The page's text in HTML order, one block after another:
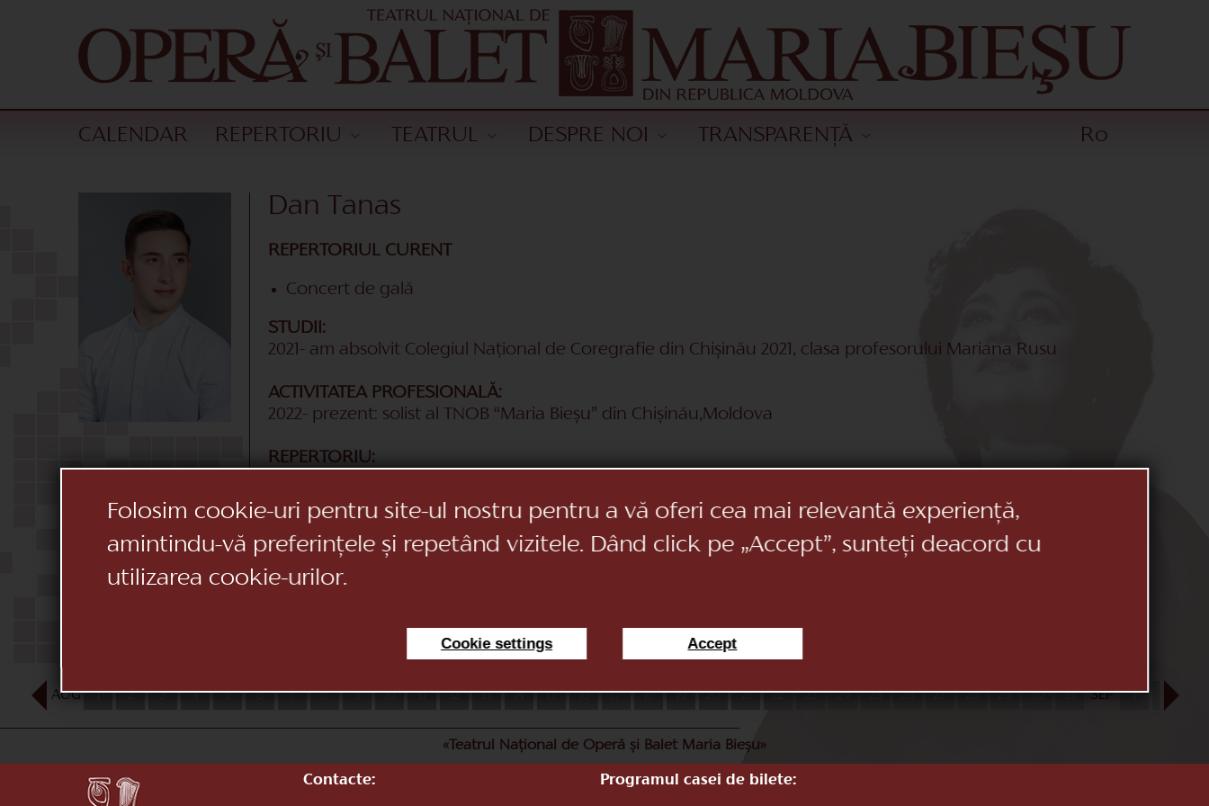
Folosim cookie-uri pentru site-ul nostru pentru a vă oferi cea mai relevantă experiență,
amintindu-vă preferințele și repetând vizitele. Dând click pe „Accept”, sunteți deacord cu
utilizarea cookie-urilor.
Cookie settings Accept
CALENDAR REPERTORIU TEATRUL DESPRE NOI TRANSPARENȚĂ Ro
Dan Tanas
REPERTORIUL CURENT
Concert de gală
STUDII:
2021- am absolvit Colegiul Național de Coregrafie din Chișinău 2021, clasa profesorului Mariana Rusu
ACTIVITATEA PROFESIONALĂ:
2022- prezent: solist al TNOB “Maria Bieșu” din Chișinău,Moldova
REPERTORIU:
Solo Dans Mazurca (Coppelia) act 1
Regele Șobolanilor (Spărgătorul de Nuci)
Solo Vals (Spărgătorul de nuci)
Piticul Sfiosul (Alba ca Zapada și cei 7 pitici)
Jiga (Don Quijote)
Lupul (Frumoasa din pădurea Adormită)
Cavaler (Frumoasa din Pădurea Adormită)
AUG 1 2 3 4 5 6 7 8 9 10 11 12 13 14 15 16 17 18 19 20 21 22 23 24 25 26 27 28 29 30 31 SEP 1
«Teatrul Național de Operă și Balet Maria Bieșu»
Contacte: Programul casei de bilete: